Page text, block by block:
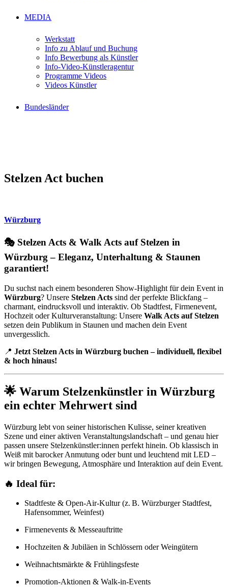
MEDIA
Werkstatt
Info zu Ablauf und Buchung
Info Bewerbung als Künstler
Info-Video-Künstleragentur
Programme Videos
Videos Künstler
Bundesländer
Stelzen Act buchen
Würzburg
🎭 Stelzen Acts & Walk Acts auf Stelzen in
Würzburg – Eleganz, Unterhaltung & Staunen
garantiert!
Du suchst nach einem besonderen Show-Highlight für dein Event in
Würzburg? Unsere Stelzen Acts sind der perfekte Blickfang –
charmant, eindrucksvoll und interaktiv. Ob Stadtfest, Firmenevent,
Hochzeit oder Kulturveranstaltung: Unsere Walk Acts auf Stelzen
setzen dein Publikum in Staunen und machen dein Event
unvergesslich.
📍 Jetzt Stelzen Acts in Würzburg buchen – individuell, flexibel
& hoch hinaus!
🌟 Warum Stelzenkünstler in Würzburg
ein echter Mehrwert sind
Würzburg lebt von seiner historischen Kulisse, seiner kreativen
Szene und einer aktiven Veranstaltungslandschaft – und genau hier
passen unsere Stelzenkünstler:innen perfekt hinein. Ob klassisch in
Weiß mit barocker Anmutung oder bunt und leuchtend mit LED –
wir bringen Bewegung, Atmosphäre und Interaktion auf dein Event.
🔥 Ideal für:
Stadtfeste & Open-Air-Kultur (z. B. Würzburger Stadtfest,
Hafensommer, Weinfest)
Firmenevents & Messeauftritte
Hochzeiten & Jubiläen in Schlössern oder Weingütern
Weihnachtsmärkte & Frühlingsfeste
Promotion-Aktionen & Walk-in-Events